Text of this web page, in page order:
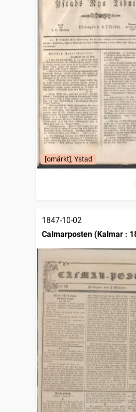
[omärkt], Ystad
1847-10-02
Calmarposten (Kalmar :